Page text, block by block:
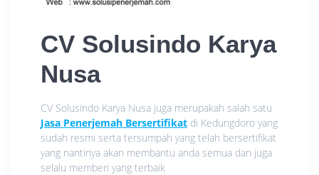
CV Solusindo Karya
Nusa
CV Solusindo Karya Nusa juga merupakah salah satu
Jasa Penerjemah Bersertifikat di Kedungdoro yang
sudah resmi serta tersumpah yang telah bersertifikat
yang nantinya akan membantu anda semua dan juga
selalu memberi yang terbaik